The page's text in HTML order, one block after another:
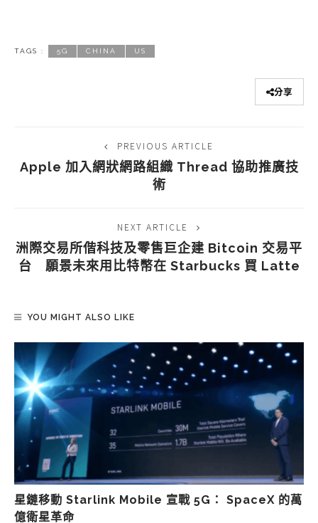
TAGS : 5G CHINA US
分享
PREVIOUS ARTICLE
Apple 加入網狀網路組織 Thread 協助推廣技
術
NEXT ARTICLE
洲際交易所偕科技及零售巨企建 Bitcoin 交易平
台 願景未來用比特幣在 Starbucks 買 Latte
YOU MIGHT ALSO LIKE
星鏈移動 Starlink Mobile 宣戰 5G： SpaceX 的萬
億衛星革命